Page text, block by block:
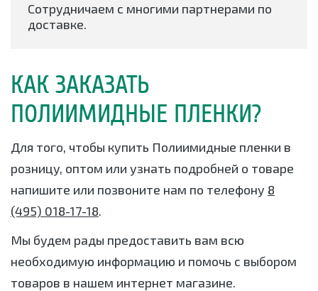
Сотрудничаем с многими партнерами по
доставке.
КАК ЗАКАЗАТЬ
ПОЛИИМИДНЫЕ ПЛЕНКИ?
Для того, чтобы купить Полиимидные пленки в
розницу, оптом или узнать подробней о товаре
напишите или позвоните нам по телефону 8
(495) 018-17-18.
Мы будем рады предоставить вам всю
необходимую информацию и помочь с выбором
товаров в нашем интернет магазине.